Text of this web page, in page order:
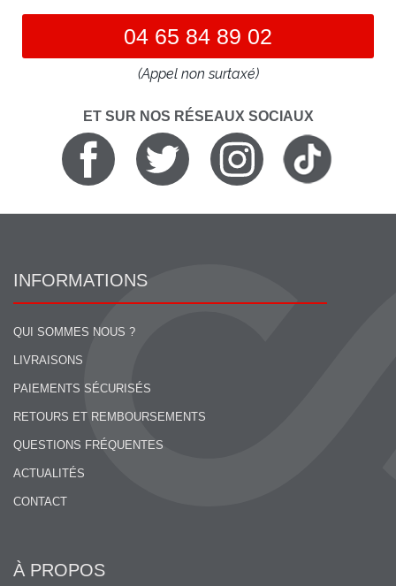
04 65 84 89 02
(Appel non surtaxé)
ET SUR NOS RÉSEAUX SOCIAUX
INFORMATIONS
QUI SOMMES NOUS ?
LIVRAISONS
PAIEMENTS SÉCURISÉS
RETOURS ET REMBOURSEMENTS
QUESTIONS FRÉQUENTES
ACTUALITÉS
CONTACT
À PROPOS